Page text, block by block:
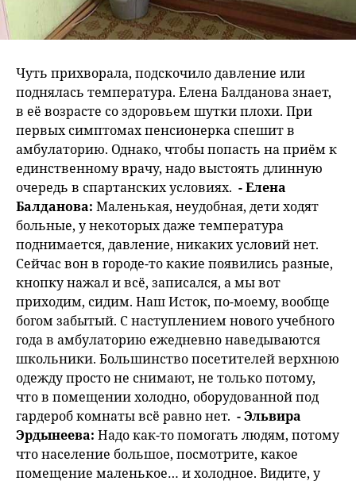
Чуть прихворала, подскочило давление или
поднялась температура. Елена Балданова знает,
в её возрасте со здоровьем шутки плохи. При
первых симптомах пенсионерка спешит в
амбулаторию. Однако, чтобы попасть на приём к
единственному врачу, надо выстоять длинную
очередь в спартанских условиях. - Елена
Балданова: Маленькая, неудобная, дети ходят
больные, у некоторых даже температура
поднимается, давление, никаких условий нет.
Сейчас вон в городе-то какие появились разные,
кнопку нажал и всё, записался, а мы вот
приходим, сидим. Наш Исток, по-моему, вообще
богом забытый. С наступлением нового учебного
года в амбулаторию ежедневно наведываются
школьники. Большинство посетителей верхнюю
одежду просто не снимают, не только потому,
что в помещении холодно, оборудованной под
гардероб комнаты всё равно нет. - Эльвира
Эрдынеева: Надо как-то помогать людям, потому
что население большое, посмотрите, какое
помещение маленькое… и холодное. Видите, у